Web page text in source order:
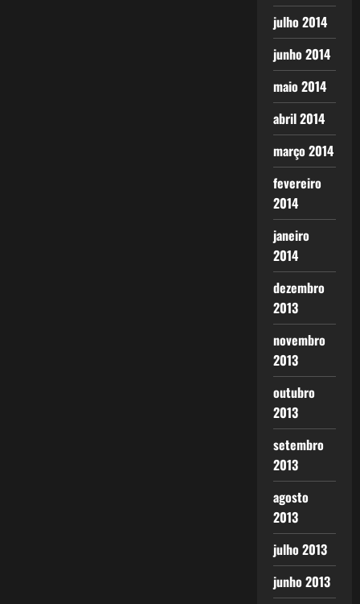
julho 2014
junho 2014
maio 2014
abril 2014
março 2014
fevereiro
2014
janeiro
2014
dezembro
2013
novembro
2013
outubro
2013
setembro
2013
agosto
2013
julho 2013
junho 2013